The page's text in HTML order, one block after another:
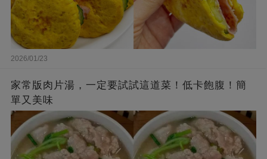
2026/01/23
家常版肉片湯，一定要試試這道菜！低卡飽腹！簡
單又美味